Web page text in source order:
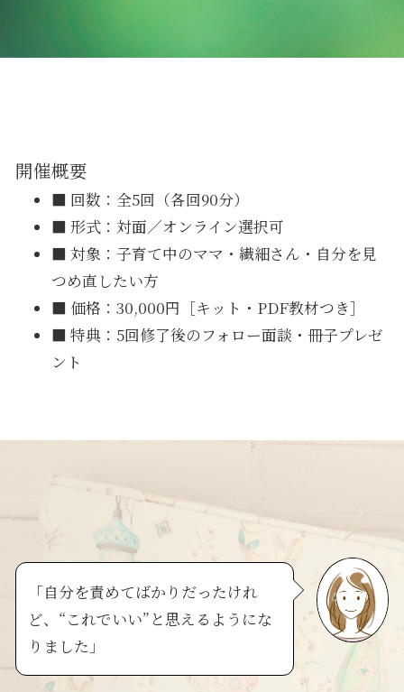
開催概要
■ 回数：全5回（各回90分）
■ 形式：対面／オンライン選択可
■ 対象：子育て中のママ・繊細さん・自分を見
つめ直したい方
■ 価格：30,000円［キット・PDF教材つき］
■ 特典：5回修了後のフォロー面談・冊子プレゼ
ント
「自分を責めてばかりだったけれ
ど、“これでいい”と思えるようにな
りました」